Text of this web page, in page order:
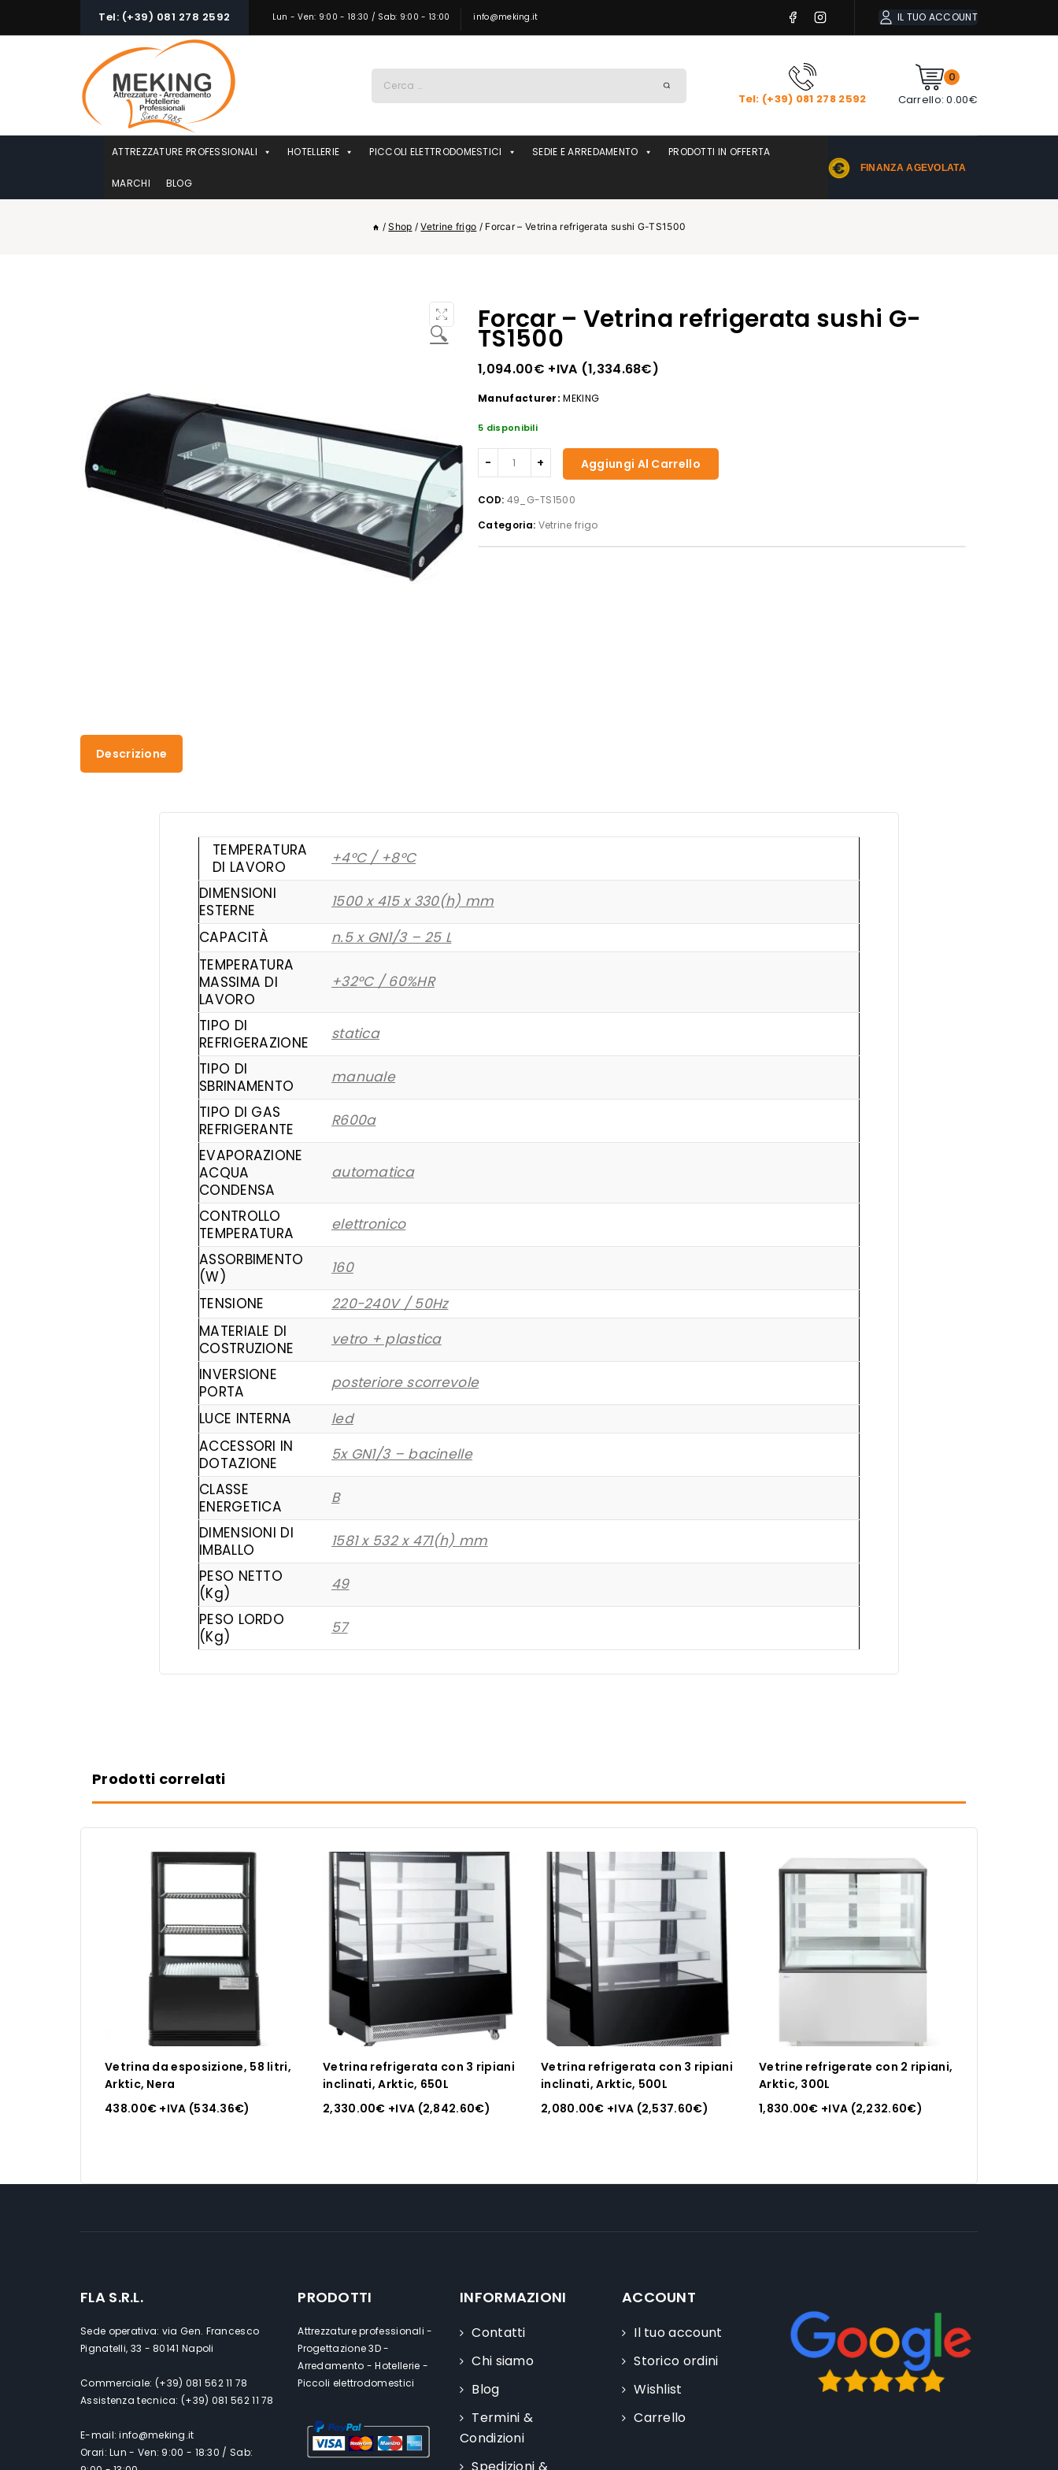
Tel: (+39) 081 278 2592 Lun - Ven: 9:00 - 18:30 / Sab: 9:00 - 13:00 info@meking.it IL TUO ACCOUNT
per:
Tel: (+39) 081 278 2592
0
Carrello: 0.00€
ATTREZZATURE PROFESSIONALI HOTELLERIE PICCOLI ELETTRODOMESTICI SEDIE E ARREDAMENTO PRODOTTI IN OFFERTA
MARCHI BLOG
FINANZA AGEVOLATA
/ Shop / Vetrine frigo / Forcar – Vetrina refrigerata sushi G-TS1500
🔍 Forcar – Vetrina refrigerata sushi G-
TS1500
1,094.00€ +IVA (1,334.68€)
Manufacturer: MEKING
5 disponibili
Forcar
-
refrigerata
sushi
G-
Aggiungi Al Carrello
COD: 49_G-TS1500
Categoria: Vetrine frigo
Descrizione
TEMPERATURA
DI LAVORO
+4°C / +8°C
DIMENSIONI
ESTERNE
1500 x 415 x 330(h) mm
CAPACITÀ
n.5 x GN1/3 – 25 L
TEMPERATURA
MASSIMA DI
LAVORO
+32°C / 60%HR
TIPO DI
REFRIGERAZIONE
statica
TIPO DI
SBRINAMENTO
manuale
TIPO DI GAS
REFRIGERANTE
R600a
EVAPORAZIONE
ACQUA
CONDENSA
automatica
CONTROLLO
TEMPERATURA
elettronico
ASSORBIMENTO
(W)
160
TENSIONE
220-240V / 50Hz
MATERIALE DI
COSTRUZIONE
vetro + plastica
INVERSIONE
PORTA
posteriore scorrevole
LUCE INTERNA
led
ACCESSORI IN
DOTAZIONE
5x GN1/3 – bacinelle
CLASSE
ENERGETICA
B
DIMENSIONI DI
IMBALLO
1581 x 532 x 471(h) mm
PESO NETTO
(Kg)
49
PESO LORDO
(Kg)
57
Prodotti correlati
Vetrina da esposizione, 58 litri,
Arktic, Nera
438.00€ +IVA (534.36€)
Vetrina refrigerata con 3 ripiani
inclinati, Arktic, 650L
2,330.00€ +IVA (2,842.60€)
Vetrina refrigerata con 3 ripiani
inclinati, Arktic, 500L
2,080.00€ +IVA (2,537.60€)
Vetrine refrigerate con 2 ripiani,
Arktic, 300L
1,830.00€ +IVA (2,232.60€)
FLA S.R.L.
Sede operativa: via Gen. Francesco
Pignatelli, 33 - 80141 Napoli
Commerciale: (+39) 081 562 11 78
Assistenza tecnica: (+39) 081 562 11 78
E-mail: info@meking.it
Orari: Lun - Ven: 9:00 - 18:30 / Sab:
PRODOTTI
Attrezzature professionali -
Progettazione 3D -
Arredamento - Hotellerie -
Piccoli elettrodomestici
INFORMAZIONI
Contatti
Chi siamo
Blog
Termini &
Condizioni
ACCOUNT
Il tuo account
Storico ordini
Wishlist
Carrello